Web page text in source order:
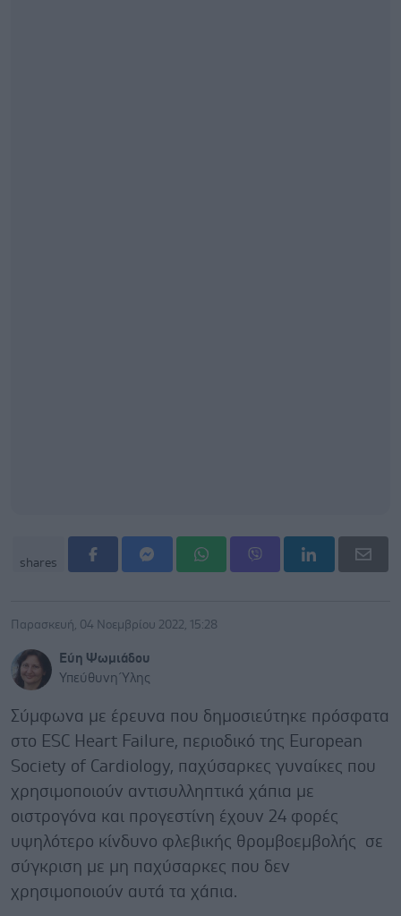
shares
Παρασκευή, 04 Νοεμβρίου 2022, 15:28
Εύη Ψωμιάδου
Υπεύθυνη Ύλης
Σύμφωνα με έρευνα που δημοσιεύτηκε πρόσφατα
στο ESC Heart Failure, περιοδικό της European
Society of Cardiology, παχύσαρκες γυναίκες που
χρησιμοποιούν αντισυλληπτικά χάπια με
οιστρογόνα και προγεστίνη έχουν 24 φορές
υψηλότερο κίνδυνο φλεβικής θρομβοεμβολής σε
σύγκριση με μη παχύσαρκες που δεν
χρησιμοποιούν αυτά τα χάπια.